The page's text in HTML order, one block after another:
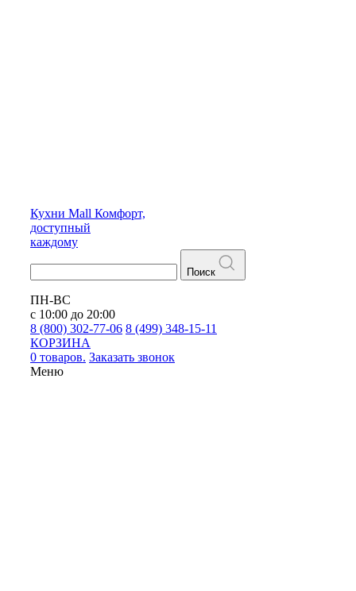
Кухни Mall Комфорт,
доступный
каждому
Поиск
ПН-ВС
с 10:00 до 20:00
8 (800) 302-77-06 8 (499) 348-15-11
КОРЗИНА
0 товаров. Заказать звонок
Меню